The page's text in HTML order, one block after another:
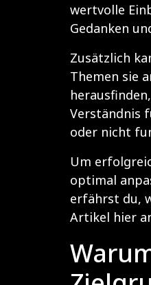
wertvolle
Gedanken
Zusätzlich
Themen sie
Verständnis
oder nicht
Um
optimal
erfährst du,
Artikel hier